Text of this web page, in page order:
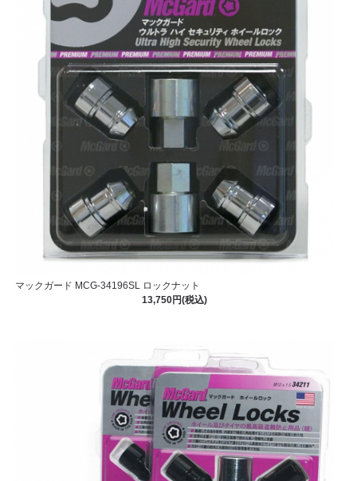
マックガード MCG-34196SL ロックナット
13,750円(税込)